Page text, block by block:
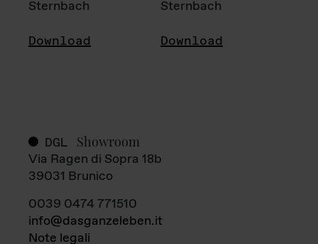
Sternbach
Download
Sternbach
Download
DGL Showroom
Via Ragen di Sopra 18b
39031 Brunico
0039 0474 771510
info@dasganzeleben.it
Note legali